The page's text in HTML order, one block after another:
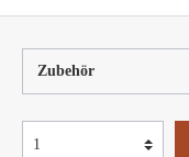
Zubehör